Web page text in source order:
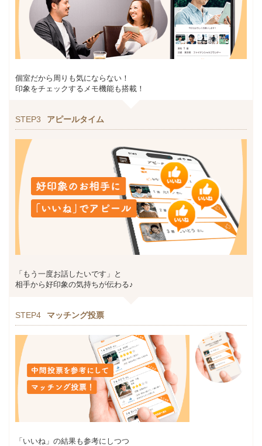
個室だから周りも気にならない！
印象をチェックするメモ機能も搭載！
STEP3 アピールタイム
「もう一度お話したいです」と
相手から好印象の気持ちが伝わる♪
STEP4 マッチング投票
「いいね」の結果も参考にしつつ